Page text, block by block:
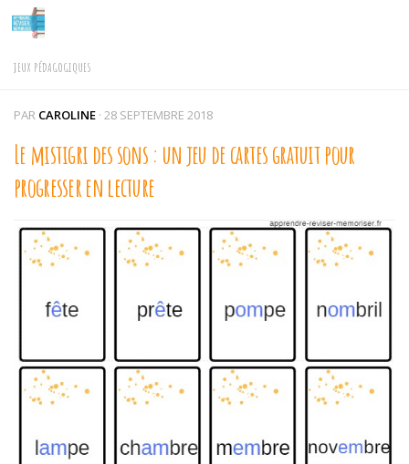
Skip to content
JEUX PÉDAGOGIQUES
PAR CAROLINE · 28 SEPTEMBRE 2018
Le mistigri des sons : un jeu de cartes gratuit pour
progresser en lecture